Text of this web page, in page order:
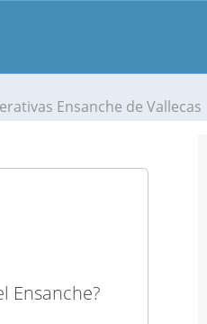
Ensanche de Vallecas
Ensanche?